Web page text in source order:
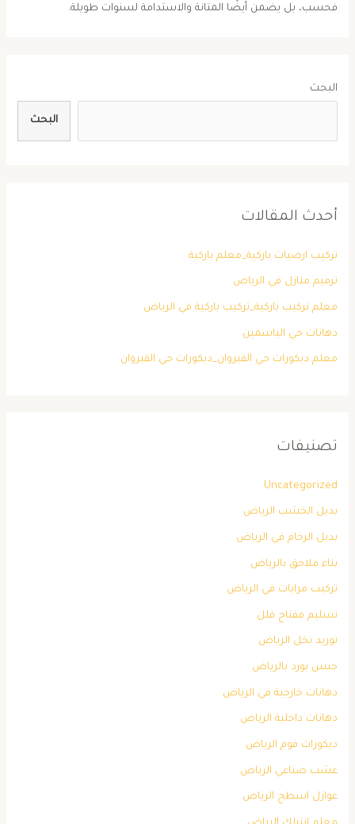
فحسب، بل يضمن أيضًا المتانة والاستدامة لسنوات طويلة.
البحث
البحث
أحدث المقالات
تركيب ارضيات باركية_معلم باركية
ترميم منازل في الرياض
معلم تركيب باركية_تركيب باركية في الرياض
دهانات حي الياسمين
معلم ديكورات حي القيروان_ديكورات حي القيروان
تصنيفات
Uncategorized
بديل الخشب الرياض
بديل الرخام في الرياض
بناء ملاحق بالرياض
تركيب مرايات في الرياض
تسليم مفتاح فلل
توريد نخل الرياض
جبس بورد بالرياض
دهانات خارجية في الرياض
دهانات داخلية الرياض
ديكورات فوم الرياض
عشب صناعي الرياض
عوازل اسطح الرياض